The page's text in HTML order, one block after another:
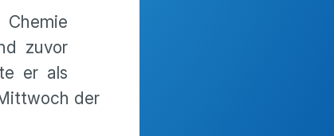
zuvor
er als
der